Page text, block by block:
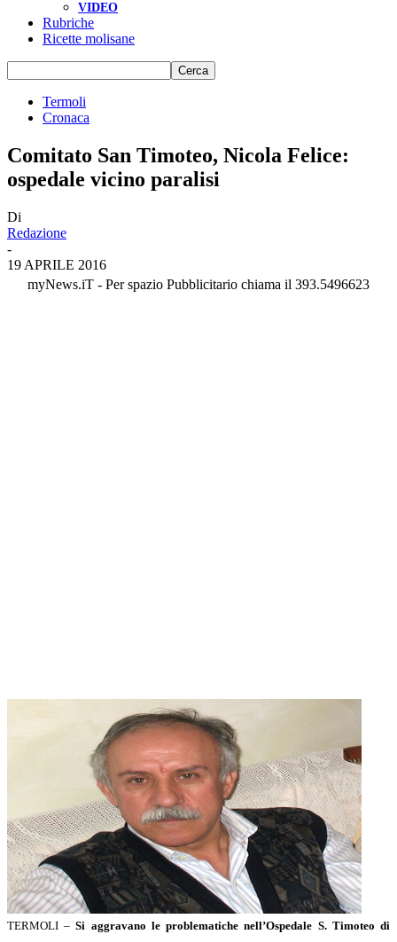
VIDEO
Rubriche
Ricette molisane
Termoli
Cronaca
Comitato San Timoteo, Nicola Felice:
ospedale vicino paralisi
Di
Redazione
-
19 APRILE 2016
myNews.iT - Per spazio Pubblicitario chiama il 393.5496623
TERMOLI – Si aggravano le problematiche nell’Ospedale S. Timoteo di